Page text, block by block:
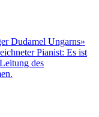
Dudamel Ungarns»
Pianist: Es ist
des